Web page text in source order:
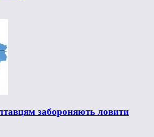
забороняють ловити